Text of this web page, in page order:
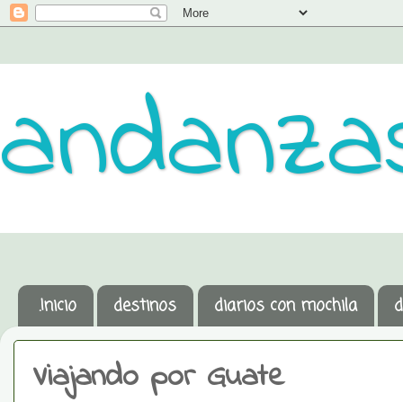
.Inicio destinos diarios con mochila
Viajando por Guate